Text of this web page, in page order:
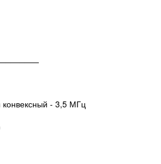
- 3,5 МГц